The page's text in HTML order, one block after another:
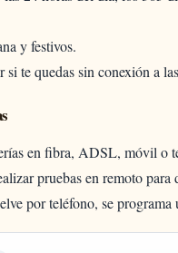
y festivos.
te quedas sin conexión a
en fibra, ADSL, móvil o
pruebas en remoto
por teléfono, se